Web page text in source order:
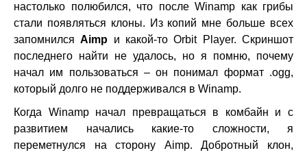
настолько полюбился, что после Winamp как грибы
стали появляться клоны. Из копий мне больше всех
запомнилсяAimp и какой-то Orbit Player. Скриншот
последнего найти не удалось, но я помню, почему
начал им пользоваться – он понимал формат .ogg,
который долго не поддерживался в Winamp.
Когда Winamp начал превращаться в комбайн и с
развитием начались какие-то сложности, я
переметнулся на сторону Aimp. Добротный клон,